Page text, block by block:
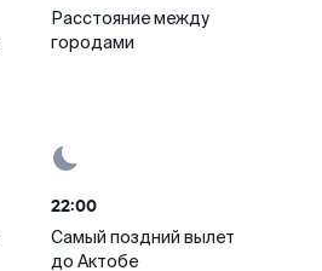
Расстояние между
городами
22:00
Самый поздний вылет
до Актобе